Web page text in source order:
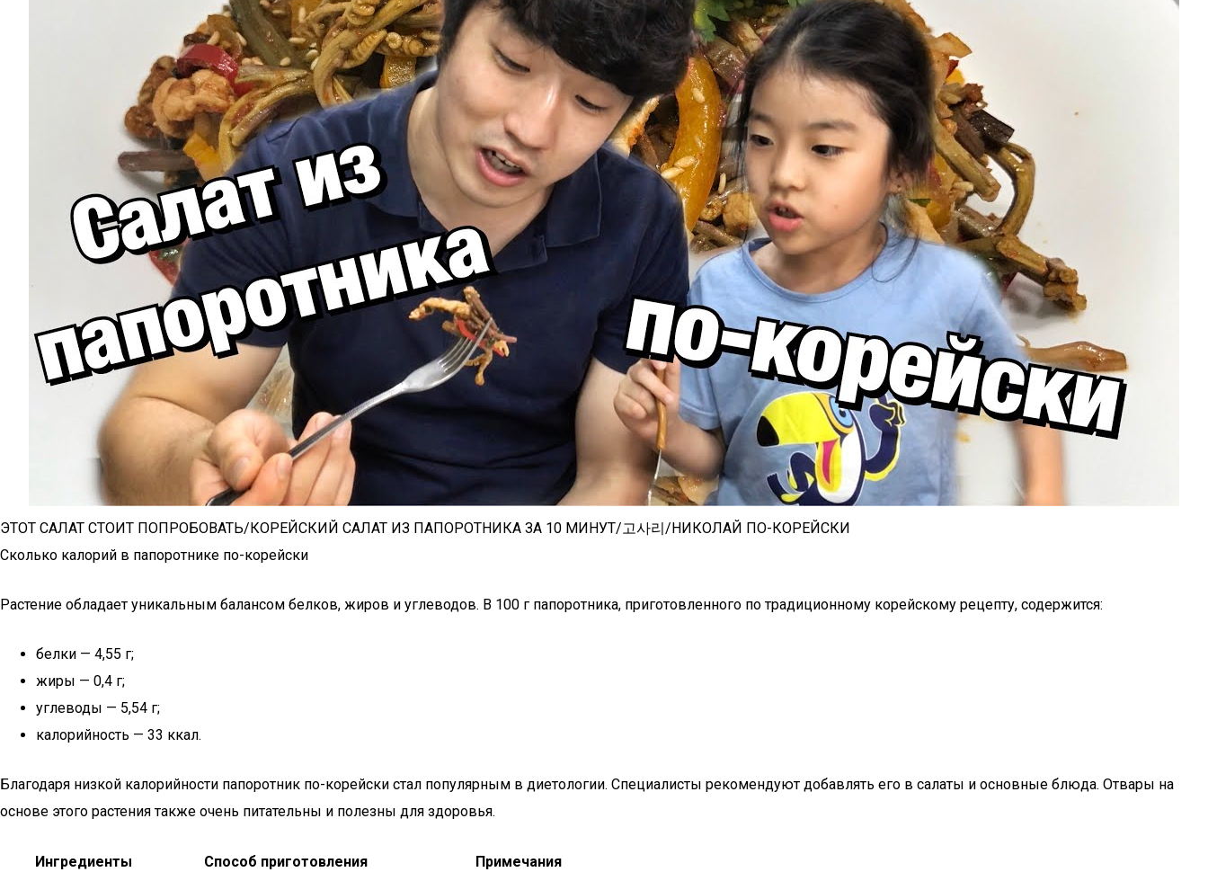
ЭТОТ САЛАТ СТОИТ ПОПРОБОВАТЬ/КОРЕЙСКИЙ САЛАТ ИЗ ПАПОРОТНИКА ЗА 10 МИНУТ/고사리/НИКОЛАЙ ПО-КОРЕЙСКИ
Сколько калорий в папоротнике по-корейски
Растение обладает уникальным балансом белков, жиров и углеводов. В 100 г папоротника, приготовленного по традиционному корейскому рецепту, содержится:
белки — 4,55 г;
жиры — 0,4 г;
углеводы — 5,54 г;
калорийность — 33 ккал.
Благодаря низкой калорийности папоротник по-корейски стал популярным в диетологии. Специалисты рекомендуют добавлять его в салаты и основные блюда. Отвары на
основе этого растения также очень питательны и полезны для здоровья.
Ингредиенты Способ приготовления
Примечания